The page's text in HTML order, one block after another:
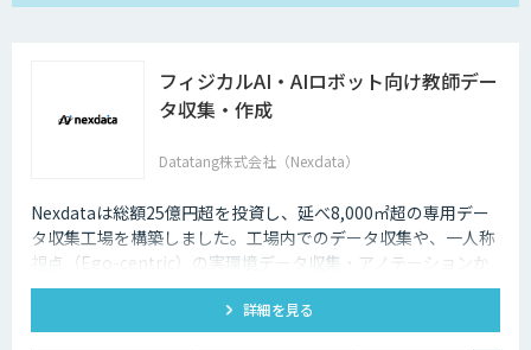
フィジカルAI・AIロボット向け教師デー
タ収集・作成
Datatang株式会社（Nexdata）
Nexdataは総額25億円超を投資し、延べ8,000㎡超の専用デー
タ収集工場を構築しました。工場内でのデータ収集や、一人称
視点（Ego-centric）の実環境データ収集・アノテーションか
ら、環境認識・意思決定・動作制御に対応した既製データセッ
トまで、フィジカルAI開発を加速させる包括的なデータソリュ
ーションを提供いたします。
詳細を見る